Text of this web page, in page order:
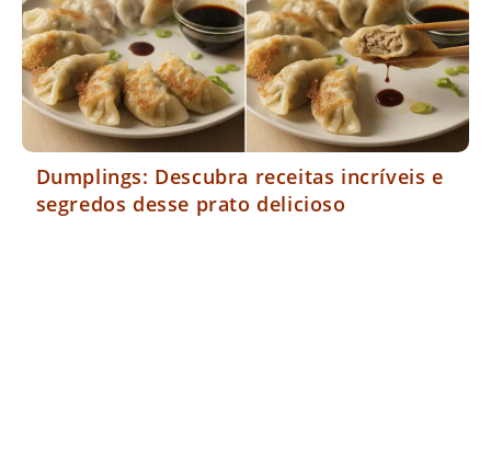
Dumplings: Descubra receitas incríveis e
segredos desse prato delicioso